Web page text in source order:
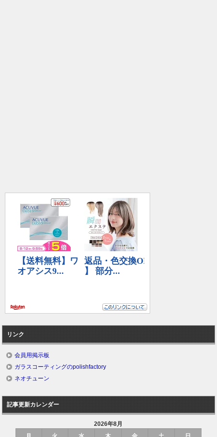
リンク
会員用掲示板
ガラスコーティングのpolishfactory
ネオチューン
記事更新カレンダー
2026年8月